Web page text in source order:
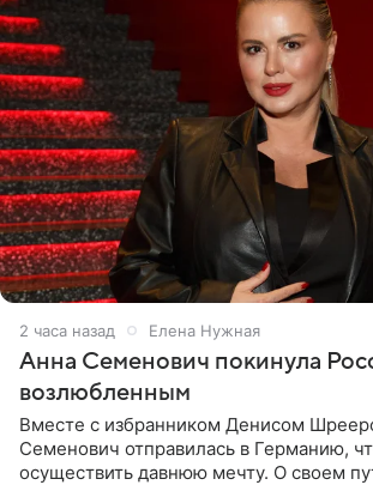
2 часа назад Елена Нужная
Анна Семенович покинула
возлюбленным
Вместе с избранником Денисом
Семенович отправилась в Германию,
осуществить давнюю мечту. О своем